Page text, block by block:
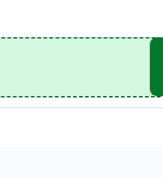
funcionou